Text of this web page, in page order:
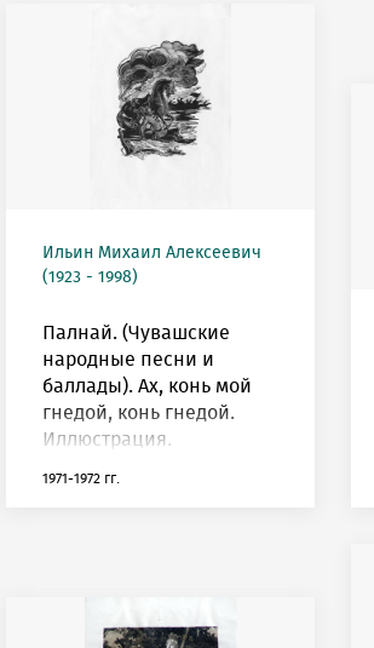
Ильин Михаил Алексеевич
(1923 - 1998)
Палнай. (Чувашские
народные песни и
баллады). Ах, конь мой
гнедой, конь гнедой.
Иллюстрация.
1971-1972 гг.